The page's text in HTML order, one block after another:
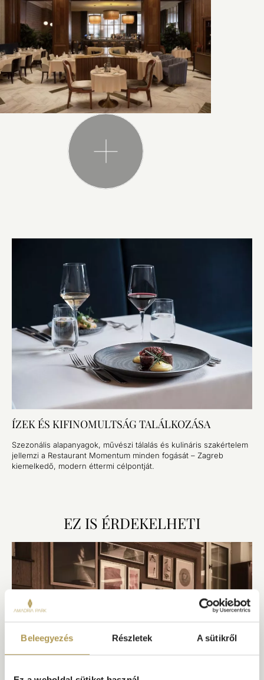
Beleegyezés Részletek A sütikről
ÍZEK ÉS KIFINOMULTSÁG TALÁLKOZÁSA
Szezonális alapanyagok, művészi tálalás és kulináris szakértelem
jellemzi a Restaurant Momentum minden fogását – Zagreb
kiemelkedő, modern éttermi célpontját.
EZ IS ÉRDEKELHETI